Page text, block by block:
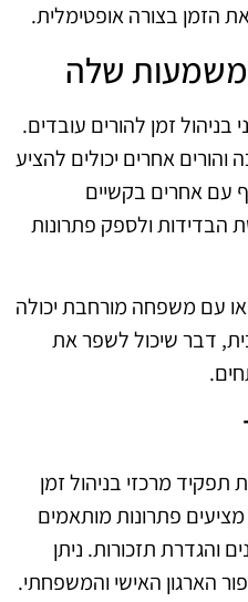
הזמן בצורה אופטימלית.
שלה
בניהול זמן להורים עובדים.
והורים אחרים יכולים להציע
עם אחרים בקשיים
הבדידות ולספק פתרונות
עם משפחה מורחבת יכולה
דבר שיכול לשפר את
תפקיד מרכזי בניהול זמן
מציעים פתרונות מותאמים
והגדרת תזכורות. ניתן
הארגון האישי והמשפחתי.